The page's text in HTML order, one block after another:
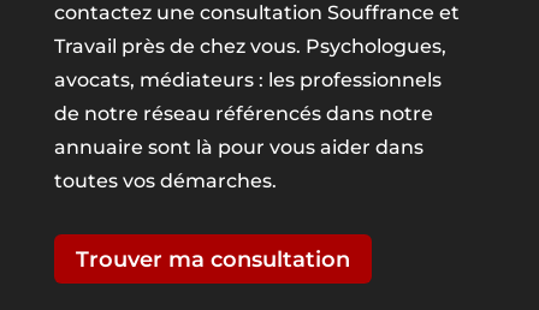
contactez une consultation Souffrance et
Travail près de chez vous. Psychologues,
avocats, médiateurs : les professionnels
de notre réseau référencés dans notre
annuaire sont là pour vous aider dans
toutes vos démarches.
Trouver ma consultation